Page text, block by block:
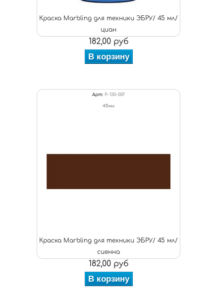
Краска Marbling для техники ЭБРУ/ 45 мл/
циан
182,00 руб
В корзину
Арт: P-130-007
45мл
Краска Marbling для техники ЭБРУ/ 45 мл/
сиенна
182,00 руб
В корзину